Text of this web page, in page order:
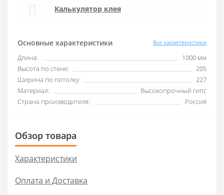
Основные характеристики Все характеристики
Длина:
1000 мм
Высота по стене:
205
Ширина по потолку:
227
Материал:
Высокопрочный гипс
Страна производителя:
Россия
Калькулятор клея
Обзор товара
Характеристики
Оплата и Доставка